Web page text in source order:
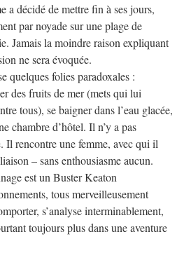
a décidé de mettre fin à ses jours,
par noyade sur une plage de
Jamais la moindre raison expliquant
ne sera évoquée.
quelques folies paradoxales :
des fruits de mer (mets qui lui
tous), se baigner dans l’eau glacée,
chambre d’hôtel. Il n’y a pas
Il rencontre une femme, avec qui il
– sans enthousiasme aucun.
est un Buster Keaton
tous merveilleusement
s’analyse interminablement,
toujours plus dans une aventure